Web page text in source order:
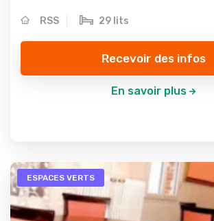
RSS 29 lits
Recevoir des infos
En savoir plus
ESPACES VERTS